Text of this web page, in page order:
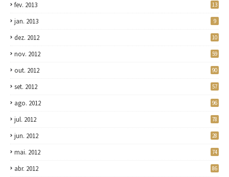
fev. 2013 13
jan. 2013 9
dez. 2012 10
nov. 2012 59
out. 2012 90
set. 2012 57
ago. 2012 96
jul. 2012 78
jun. 2012 28
mai. 2012 74
abr. 2012 86